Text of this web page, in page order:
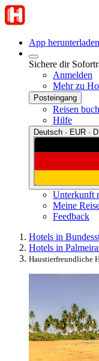
App herunterladen
Sichere dir
Anmelden
Mehr zu
Posteingang
Reisen
Hilfe
Deutsch · EUR ·
Unterkunft
Meine
Feedback
Hotels in
Hotels in
Haustierfreundliche